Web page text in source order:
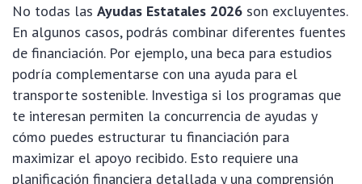
No todas las Ayudas Estatales 2026 son excluyentes.
En algunos casos, podrás combinar diferentes fuentes
de financiación. Por ejemplo, una beca para estudios
podría complementarse con una ayuda para el
transporte sostenible. Investiga si los programas que
te interesan permiten la concurrencia de ayudas y
cómo puedes estructurar tu financiación para
maximizar el apoyo recibido. Esto requiere una
planificación financiera detallada y una comprensión